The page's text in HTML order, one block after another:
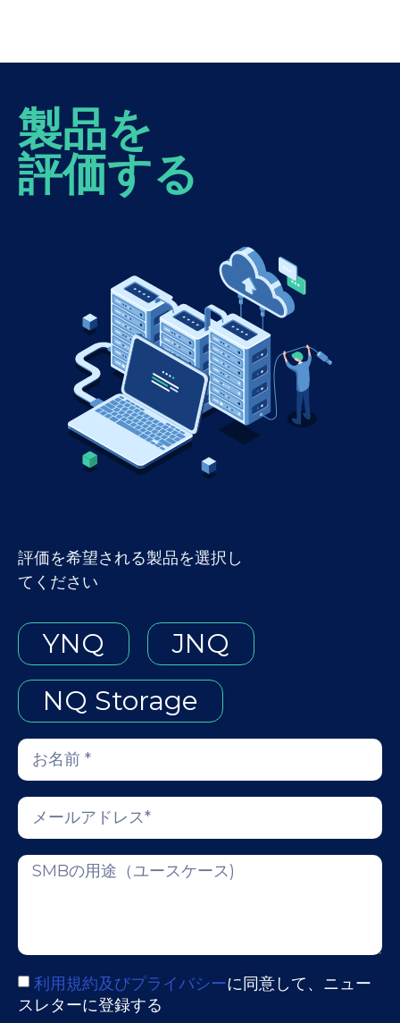
製品を
評価する
評価を希望される製品を選択し
てください
YNQ
JNQ
NQ Storage
利用規約及びプライバシーに同意して、ニュー
スレターに登録する